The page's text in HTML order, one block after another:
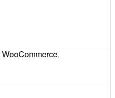
WooCommerce,